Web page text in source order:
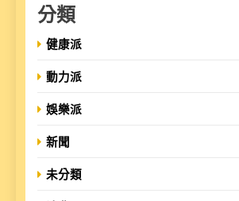
分類
健康派
動力派
娛樂派
新聞
未分類